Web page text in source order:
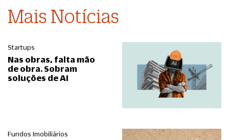
Mais Notícias
Startups
Nas obras, falta mão
de obra. Sobram
soluções de AI
Fundos Imobiliários